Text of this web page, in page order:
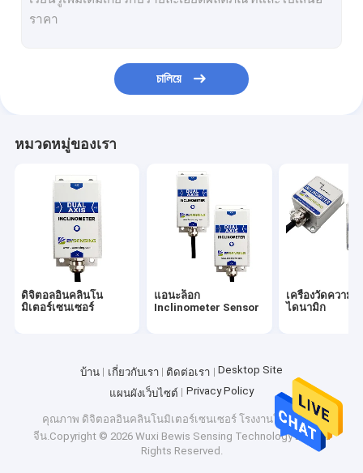
চালিয়ে
หมวดหมู่ของเรา
ดิจิตอลอินคลินโน
มิเตอร์เซนเซอร์
แอนะล็อก
Inclinometer Sensor
เครื่องวัดความเ
ไดนามิก
บ้าน เกี่ยวกับเรา ติดต่อเรา
Desktop Site
แผนผังเว็บไซต์
Privacy Policy
คุณภาพ ดิจิตอลอินคลินโนมิเตอร์เซนเซอร์ โรงงานในประเทศ
จีน.Copyright © 2026 Wuxi Bewis Sensing Technology LLC. All
Rights Reserved.